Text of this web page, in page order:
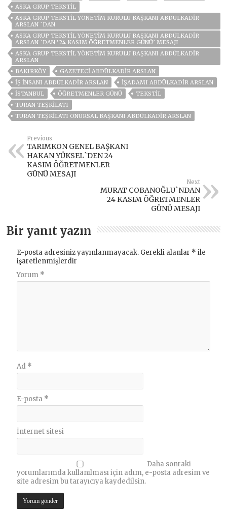
ASKA GRUP TEKSTIL
ASKA GRUP TEKSTİL YÖNETİM KURULU BAŞKANI ABDÜLKADİR
ARSLAN `DAN
ASKA GRUP TEKSTİL YÖNETİM KURULU BAŞKANI ABDÜLKADİR
ARSLAN `DAN ‘24 KASIM ÖĞRETMENLER GÜNÜ’ MESAJI
ASKA GRUP TEKSTIL YÖNETIM KURULU BAŞKANI ABDÜLKADIR
ARSLAN
BAKIRKÖY
GAZETECI ABDÜLKADIR ARSLAN
IŞ INSANI ABDÜLKADIR ARSLAN
İŞADAMI ABDÜLKADIR ARSLAN
ISTANBUL
ÖĞRETMENLER GÜNÜ
TEKSTIL
TURAN TEŞKILATI
TURAN TEŞKILATI ONURSAL BAŞKANI ABDÜLKADIR ARSLAN
Previous
TARIMKON GENEL BAŞKANI
HAKAN YÜKSEL`DEN 24
KASIM ÖĞRETMENLER
GÜNÜ MESAJI
Next
MURAT ÇOBANOĞLU`NDAN
24 KASIM ÖĞRETMENLER
GÜNÜ MESAJI
Bir yanıt yazın
E-posta adresiniz yayınlanmayacak. Gerekli alanlar * ile
işaretlenmişlerdir
Yorum *
Ad *
E-posta *
İnternet sitesi
Daha sonraki
yorumlarımda kullanılması için adım, e-posta adresim ve
site adresim bu tarayıcıya kaydedilsin.